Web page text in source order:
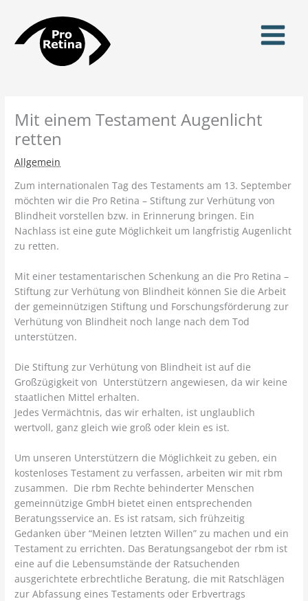
springen
Mit einem Testament Augenlicht
retten
Allgemein
Zum internationalen Tag des Testaments am 13. September
möchten wir die Pro Retina – Stiftung zur Verhütung von
Blindheit vorstellen bzw. in Erinnerung bringen. Ein
Nachlass ist eine gute Möglichkeit um langfristig Augenlicht
zu retten.
Mit einer testamentarischen Schenkung an die Pro Retina –
Stiftung zur Verhütung von Blindheit können Sie die Arbeit
der gemeinnützigen Stiftung und Forschungsförderung zur
Verhütung von Blindheit noch lange nach dem Tod
unterstützen.
Die Stiftung zur Verhütung von Blindheit ist auf die
Großzügigkeit von Unterstützern angewiesen, da wir keine
staatlichen Mittel erhalten.
Jedes Vermächtnis, das wir erhalten, ist unglaublich
wertvoll, ganz gleich wie groß oder klein es ist.
Um unseren Unterstützern die Möglichkeit zu geben, ein
kostenloses Testament zu verfassen, arbeiten wir mit rbm
zusammen. Die rbm Rechte behinderter Menschen
gemeinnützige GmbH bietet einen entsprechenden
Beratungsservice an. Es ist ratsam, sich frühzeitig
Gedanken über “Meinen letzten Willen” zu machen und ein
Testament zu errichten. Das Beratungsangebot der rbm ist
eine auf die Lebensumstände der Ratsuchenden
ausgerichtete erbrechtliche Beratung, die mit Ratschlägen
zur Abfassung eines Testaments oder Erbvertrags